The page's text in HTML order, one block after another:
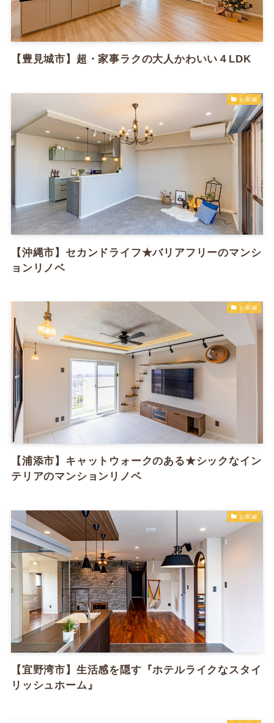
【豊見城市】超・家事ラクの大人かわいい４LDK
お家編
【沖縄市】セカンドライフ★バリアフリーのマンシ
ョンリノベ
お家編
【浦添市】キャットウォークのある★シックなイン
テリアのマンションリノベ
お家編
【宜野湾市】生活感を隠す『ホテルライクなスタイ
リッシュホーム』